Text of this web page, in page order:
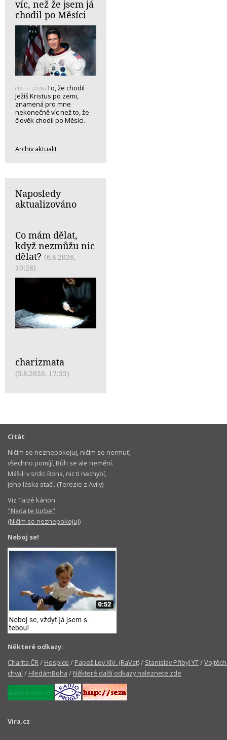
víc, než že jsem já
chodil po Měsíci
(19. 7. 2026) To, že chodil
Ježíš Kristus po zemi,
znamená pro mne
nekonečně víc než to, že
člověk chodil po Měsíci.
Archiv aktualit
Naposledy
aktualizováno
Co mám dělat,
když nezmůžu nic
dělat? (6.8.2026,
10:28)
charizmata
(5.8.2026, 17:55)
Citát
Ničím se neznepokojuj, ničím se nermuť,
všechno pomíjí, Bůh se ale nemění.
Máš-li v srdci Boha, nic ti nechybí,
jeho láska stačí. (Terezie z Avily)
Viz Taizé kánon
"Nada te turbe"
(Ničím se neznepokojuj)
Neboj se!
Některé odkazy:
Charita ČR/ Hospice / Papež Lev XIV. (RaVat)/ Stanislav Přibyl YT/
chval / HledámBoha / Některé další odkazy naleznete zde
Vira.cz